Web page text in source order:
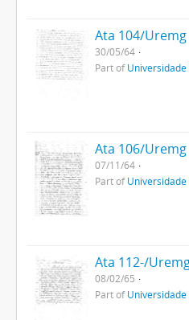
Ata 104/Uremg
30/05/64
Part ofUniversidade
Ata 106/Uremg
07/11/64
Part ofUniversidade
Ata 112-/
08/02/65
Part ofUniversidade